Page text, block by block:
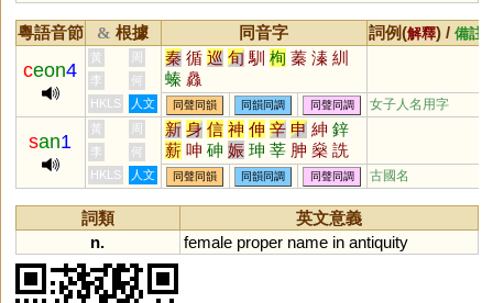
粵語音節 & 根據 同音字 詞例(解釋) / 備註
ceon4
黃 周 秦 循 巡 旬 馴 栒 蓁 溱 紃
螓 灥
李
何
HKLS
人文 同聲同韻 同韻同調 同聲同調 女子人名用字
san1
黃 周 新 身 信 神 伸 辛 申 紳 鋅
薪 呻 砷 娠 珅 莘 胂 燊 詵
籸 鯓 眒 阠 柛 妽 峷 槂 駪
兟 甡 屾 侁 氠
李
何
HKLS
人文 同聲同韻 同韻同調 同聲同調 古國名
詞類
英文意義
n.
female proper name in antiquity